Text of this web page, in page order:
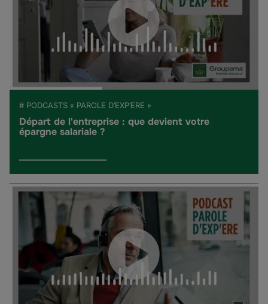
# PODCASTS « PAROLE D’EXP’ERE »
Départ de l'entreprise : que devient votre
épargne salariale ?